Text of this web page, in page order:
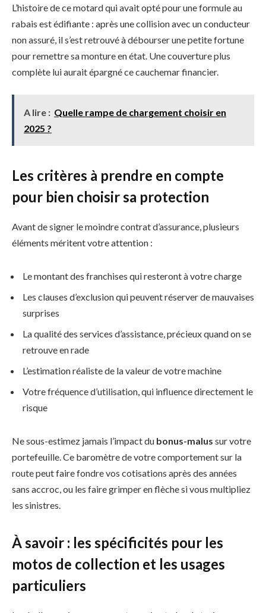
L’histoire de ce motard qui avait opté pour une formule au
rabais est édifiante : après une collision avec un conducteur
non assuré, il s’est retrouvé à débourser une petite fortune
pour remettre sa monture en état. Une couverture plus
complète lui aurait épargné ce cauchemar financier.
A lire : Quelle rampe de chargement choisir en
2025 ?
Les critères à prendre en compte
pour bien choisir sa protection
Avant de signer le moindre contrat d’assurance, plusieurs
éléments méritent votre attention :
Le montant des franchises qui resteront à votre charge
Les clauses d’exclusion qui peuvent réserver de mauvaises
surprises
La qualité des services d’assistance, précieux quand on se
retrouve en rade
L’estimation réaliste de la valeur de votre machine
Votre fréquence d’utilisation, qui influence directement le
risque
Ne sous-estimez jamais l’impact du bonus-malus sur votre
portefeuille. Ce baromètre de votre comportement sur la
route peut faire fondre vos cotisations après des années
sans accroc, ou les faire grimper en flèche si vous multipliez
les sinistres.
À savoir : les spécificités pour les
motos de collection et les usages
particuliers